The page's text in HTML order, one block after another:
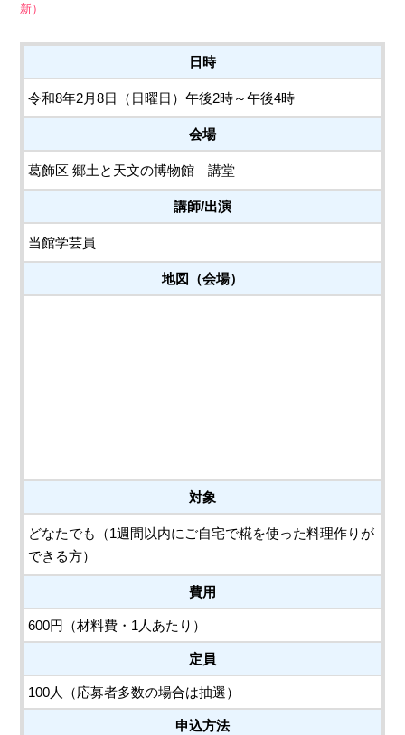
新）
日時
令和8年2月8日（日曜日）午後2時～午後4時
会場
葛飾区 郷土と天文の博物館 講堂
講師/出演
当館学芸員
地図（会場）
対象
どなたでも（1週間以内にご自宅で糀を使った料理作りが
できる方）
費用
600円（材料費・1人あたり）
定員
100人（応募者多数の場合は抽選）
申込方法